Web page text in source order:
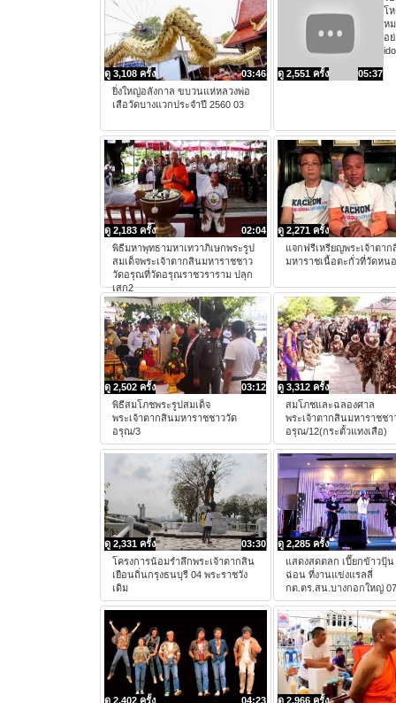
03:46
ดู 3,108 ครั้ง
ยิ่งใหญ่อลังกาล ขบวนแห่หลวงพ่อ
เสือวัดบางแวกประจำปี 2560 03
05:37
ดู 2,551 ครั้ง
โ
ห
อ
02:04
ดู 2,183 ครั้ง
พิธีมหาพุทธามหาเทวาภิเษกพระรูป
สมเด็จพระเจ้าตากสินมหาราชชาว
วัดอรุณที่วัดอรุณราชวราราม ปลุก
เสก2
ดู 2,271 ครั้ง
แจกฟรีเหรียญพระเจ้าตาก
มหาราชเนื้อตะกั่วที่วัดหน
03:12
ดู 2,502 ครั้ง
พิธีสมโภชพระรูปสมเด็จ
พระเจ้าตากสินมหาราชชาววัด
อรุณ/3
ดู 3,312 ครั้ง
สมโภชและฉลองศาล
พระเจ้าตากสินมหาราชชา
อรุณ/12(กระตั้วแทงเสือ)
03:30
ดู 2,331 ครั้ง
โครงการน้อมรำลึกพระเจ้าตากสิน
เยือนถิ่นกรุงธนบุรี 04 พระราชวัง
เดิม
ดู 2,285 ครั้ง
แสดงสดตลก เปี๊ยกข้าวปุ้น
ฉ่อน ที่งานแข่งแรลลี่
กต.ตร.สน.บางกอกใหญ่ 07
04:23
ดู 2,402 ครั้ง ดู 2,966 ครั้ง